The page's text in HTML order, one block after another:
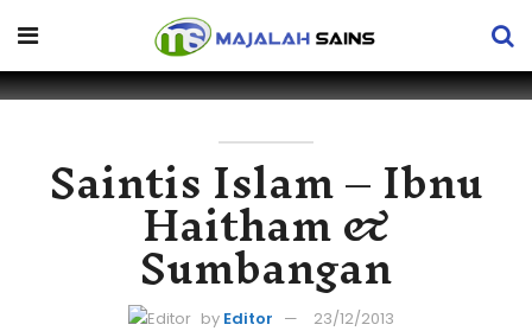
Saintis Islam – Ibnu
Haitham &
Sumbangan
by Editor 23/12/2013